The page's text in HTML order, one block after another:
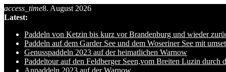
Skip
to
access_time8. August 2026
Latest:
Paddeln von Ketzin bis kurz vor Brandenburg und wieder
Paddeln auf dem Garder See und dem Woseriner See mit
Genusspaddeln 2023 auf der heimatlichen Warnow
Paddeltour auf den Feldberger Seen,vom Breiten Luzin
Anpaddeln 2023 auf der Warnow